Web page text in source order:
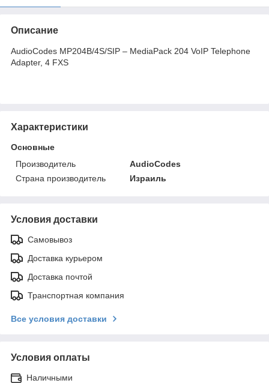
Описание
AudioCodes MP204B/4S/SIP – MediaPack 204 VoIP Telephone
Adapter, 4 FXS
Характеристики
Основные
Производитель
AudioCodes
Страна производитель
Израиль
Условия доставки
Самовывоз
Доставка курьером
Доставка почтой
Транспортная компания
Все условия доставки
Условия оплаты
Наличными